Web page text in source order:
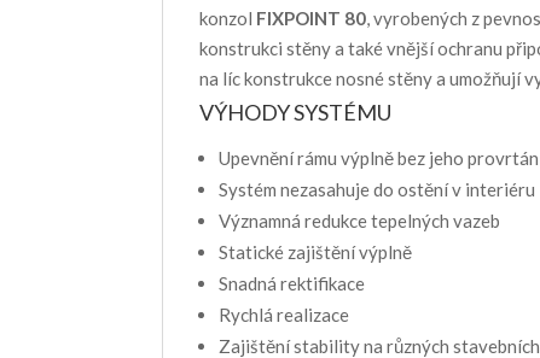
konzol FIXPOINT 80, vyrobených z
konstrukci stěny a také vnější ochranu
na líc konstrukce nosné stěny a
VÝHODY SYSTÉMU
Upevnění rámu výplně bez jeho
Systém nezasahuje do ostění v interiéru
Významná redukce tepelných vazeb
Statické zajištění výplně
Snadná rektifikace
Rychlá realizace
Zajištění stability na různých